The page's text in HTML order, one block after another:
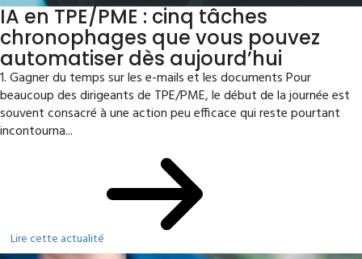
IA en TPE/PME : cinq tâches
chronophages que vous pouvez
automatiser dès aujourd’hui
1. Gagner du temps sur les e-mails et les documents Pour
beaucoup des dirigeants de TPE/PME, le début de la journée est
souvent consacré à une action peu efficace qui reste pourtant
incontourna...
Lire cette actualité